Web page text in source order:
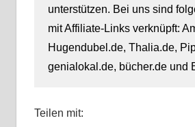
unterstützen. Bei uns sind
mit Affiliate-Links verknüpft:
Hugendubel.de, Thalia.de,
genialokal.de, bücher.de und
Teilen mit: